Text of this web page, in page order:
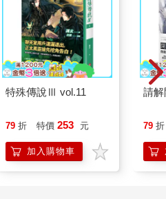
特殊傳說Ⅲ vol.11
79 折 特價 253 元
加入購物車
請解
79 折